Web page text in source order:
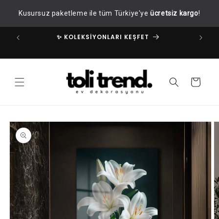
Kusursuz paketleme ile tüm Türkiye'yeücretsiz kargo!
atla
✨ KOLEKSİYONLARI KEŞFET
Sepet
Ürün
bilgisine
atla